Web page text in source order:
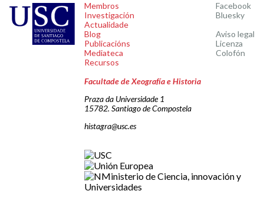
Membros
Investigación
Actualidade
Blog
Publicacións
Mediateca
Recursos
Facebook
Bluesky
Aviso legal
Licenza
Colofón
Facultade de Xeografía e Historia
Praza da Universidade 1
15782. Santiago de Compostela
histagra@usc.es